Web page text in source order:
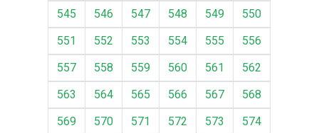
545
546 547 548 549
550
551
552 553 554 555
556
557
558 559 560 561
562
563
564 565 566 567
568
569
570 571 572 573
574